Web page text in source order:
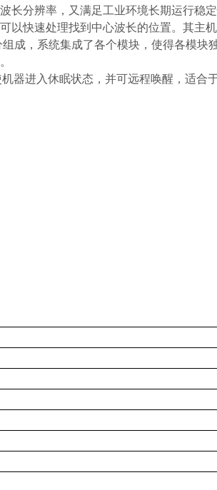
分辨率，又满足工业环境长期运行稳定
以快速处理找到中心波长的位置。其主
成，系统集成了各个模块，使得各模块
器进入休眠状态 ，并可远程唤醒，适合